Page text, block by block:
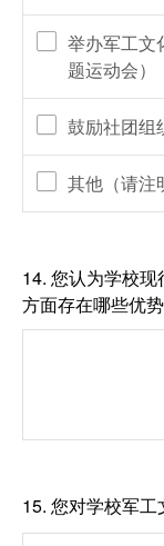
举办军工文
题运动会）
鼓励社团组
其他（请注
14. 您认为学校现
方面存在哪些优
15. 您对学校军工